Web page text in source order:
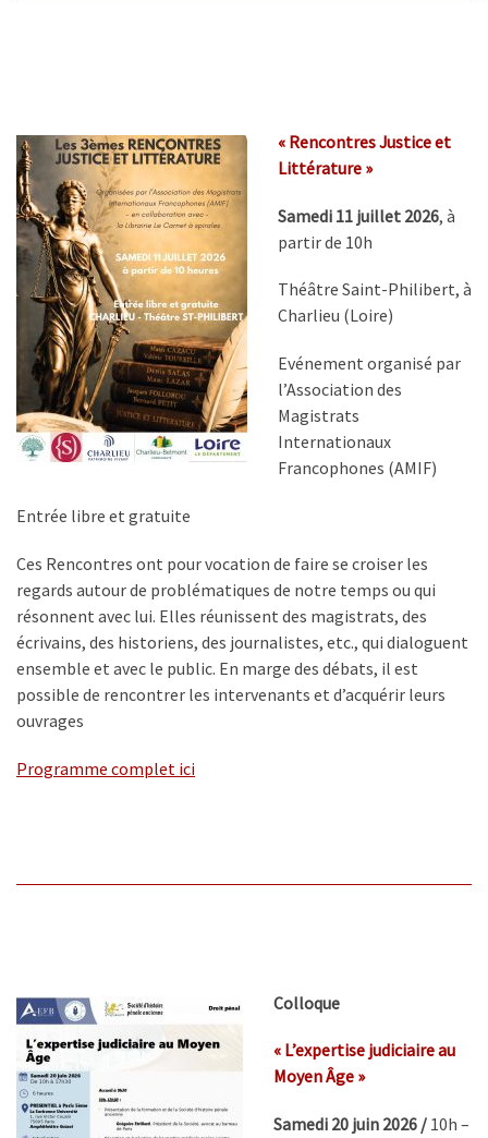
« Rencontres Justice et
Littérature»
Samedi 11 juillet 2026, à
partir de 10h
Théâtre Saint-Philibert, à
Charlieu (Loire)
Evénement organisé par
l’Association des
Magistrats
Internationaux
Francophones (AMIF)
Entrée libre et gratuite
Ces Rencontres ont pour vocation de faire se croiser les
regards autour de problématiques de notre temps ou qui
résonnent avec lui. Elles réunissent des magistrats, des
écrivains, des historiens, des journalistes, etc., qui dialoguent
ensemble et avec le public. En marge des débats, il est
possible de rencontrer les intervenants et d’acquérir leurs
ouvrages
Programme complet ici
Colloque
« L’expertise judiciaire au
Moyen Âge »
Samedi 20 juin 2026 / 10h –